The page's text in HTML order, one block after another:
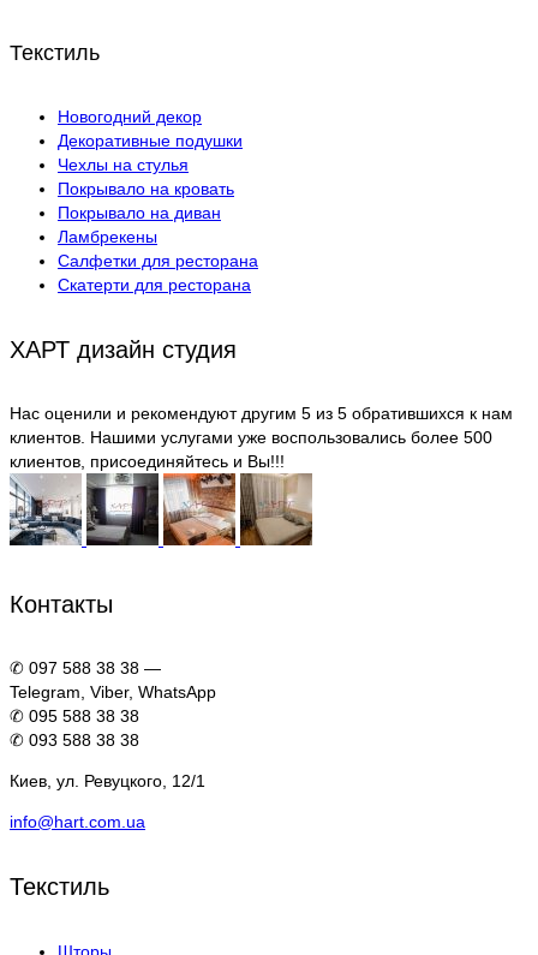
Текстиль
Новогодний декор
Декоративные подушки
Чехлы на стулья
Покрывалo на кровать
Покрывало на диван
Ламбрекены
Салфетки для ресторана
Скатерти для ресторана
ХАРТ дизайн студия
Нас оценили и рекомендуют другим 5 из 5 обратившихся к нам
клиентов. Нашими услугами уже воспользовались более 500
клиентов, присоединяйтесь и Вы!!!
Контакты
✆ 097 588 38 38 —
Telegram, Viber, WhatsApp
✆ 095 588 38 38
✆ 093 588 38 38
Киев, ул. Ревуцкого, 12/1
info@hart.com.ua
Текстиль
Шторы